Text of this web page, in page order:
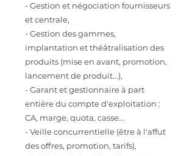
- Gestion et négociation fournisseurs
et centrale,
- Gestion des gammes,
implantation et théâtralisation des
produits (mise en avant, promotion,
lancement de produit...),
- Garant et gestionnaire à part
entière du compte d'exploitation :
CA, marge, quota, casse...
- Veille concurrentielle (être à l'affut
des offres, promotion, tarifs),